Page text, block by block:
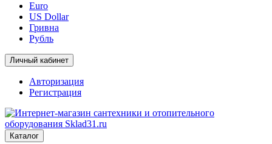
Euro
US Dollar
Гривна
Рубль
Личный кабинет
Авторизация
Регистрация
Каталог